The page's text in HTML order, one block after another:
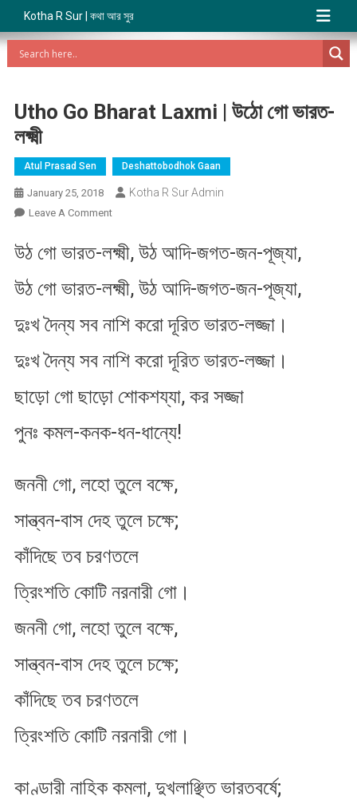
Kotha R Sur | কথা আর সুর
Utho Go Bharat Laxmi | উঠো গো ভারত-
লক্ষ্মী
Atul Prasad Sen Deshattobodhok Gaan
January 25, 2018 Kotha R Sur Admin
Leave A CommentOn
Go
Laxmi
উঠো
ভারত-
উঠ গো ভারত-লক্ষ্মী, উঠ আদি-জগত-জন-পূজ্যা,
উঠ গো ভারত-লক্ষ্মী, উঠ আদি-জগত-জন-পূজ্যা,
দুঃখ দৈন্য সব নাশি করো দূরিত ভারত-লজ্জা।
দুঃখ দৈন্য সব নাশি করো দূরিত ভারত-লজ্জা।
ছাড়ো গো ছাড়ো শোকশয্যা, কর সজ্জা
পুনঃ কমল-কনক-ধন-ধান্যে!
জননী গো, লহো তুলে বক্ষে,
সান্ত্বন-বাস দেহ তুলে চক্ষে;
কাঁদিছে তব চরণতলে
ত্রিংশতি কোটি নরনারী গো।
জননী গো, লহো তুলে বক্ষে,
সান্ত্বন-বাস দেহ তুলে চক্ষে;
কাঁদিছে তব চরণতলে
ত্রিংশতি কোটি নরনারী গো।
কাণ্ডারী নাহিক কমলা, দুখলাঞ্ছিত ভারতবর্ষে;